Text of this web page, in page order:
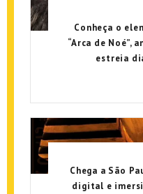
Conheça o
“Arca de Noé”,
estreia
Chega a São
digital e